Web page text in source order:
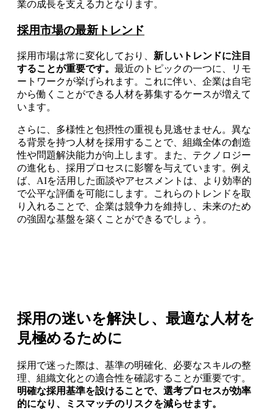
業の成長を支える力となります。
採用市場の最新トレンド
採用市場は常に変化しており、 新しいトレンドに注目
することが重要です。 最近のトピックの一つに、リモ
ートワークが挙げられます。これに伴い、企業は自宅
から働くことができる人材を募集するケースが増えて
います。
さらに、多様性と包摂性の重視も見逃せません。異な
る背景を持つ人材を採用することで、組織全体の創造
性や問題解決能力が向上します。また、テクノロジー
の進化も、採用プロセスに影響を与えています。例え
ば、AIを活用した面談やアセスメントは、より効率的
で公平な評価を可能にします。これらのトレンドを取
り入れることで、企業は競争力を維持し、未来のため
の強固な基盤を築くことができるでしょう。
採用の迷いを解決し、最適な人材を
見極めるために
採用で迷った際は、基準の明確化、必要なスキルの整
理、組織文化との適合性を確認することが重要です。
明確な採用基準を設けることで、選考プロセスが効率
的になり、ミスマッチのリスクを減らせます。